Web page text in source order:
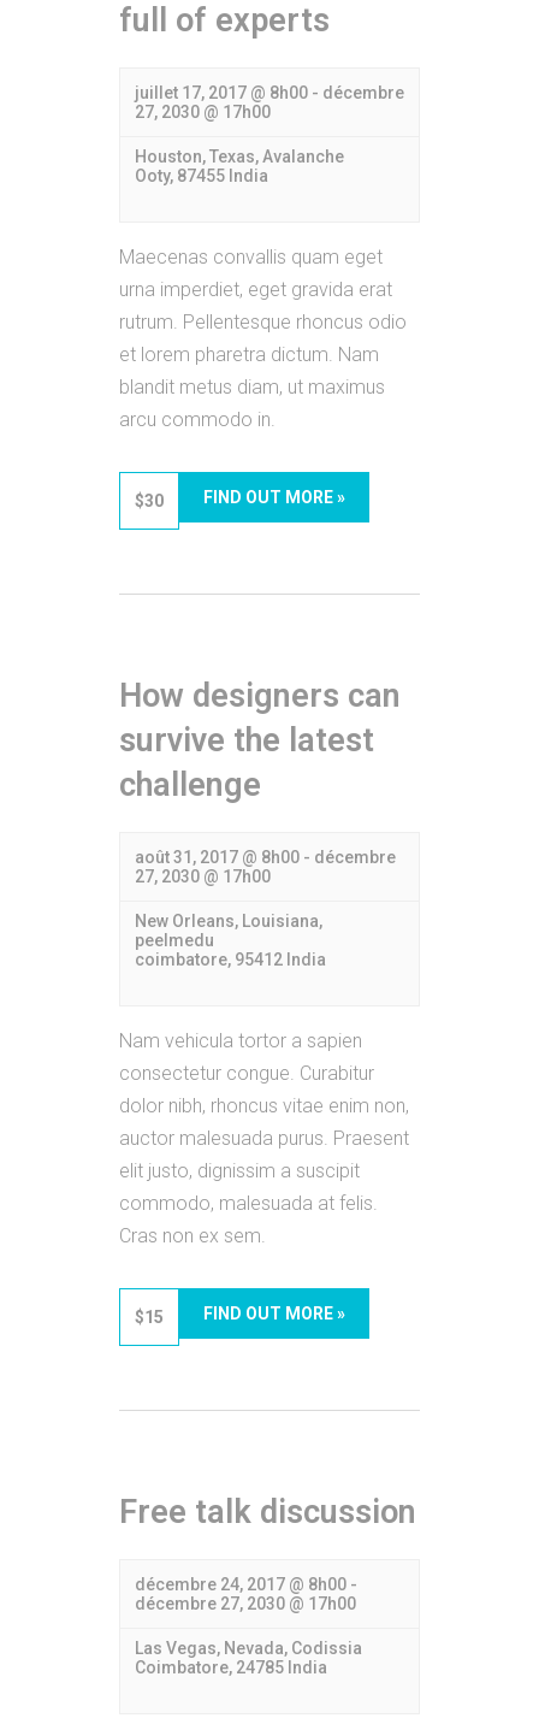
full of experts
juillet 17, 2017 @ 8h00 - décembre
27, 2030 @ 17h00
Houston, Texas, Avalanche
Ooty, 87455 India
Maecenas convallis quam eget
urna imperdiet, eget gravida erat
rutrum. Pellentesque rhoncus odio
et lorem pharetra dictum. Nam
blandit metus diam, ut maximus
arcu commodo in.
$30 FIND OUT MORE »
How designers can
survive the latest
challenge
août 31, 2017 @ 8h00 - décembre
27, 2030 @ 17h00
New Orleans, Louisiana,
peelmedu
coimbatore, 95412 India
Nam vehicula tortor a sapien
consectetur congue. Curabitur
dolor nibh, rhoncus vitae enim non,
auctor malesuada purus. Praesent
elit justo, dignissim a suscipit
commodo, malesuada at felis.
Cras non ex sem.
$15 FIND OUT MORE »
Free talk discussion
décembre 24, 2017 @ 8h00 -
décembre 27, 2030 @ 17h00
Las Vegas, Nevada, Codissia
Coimbatore, 24785 India